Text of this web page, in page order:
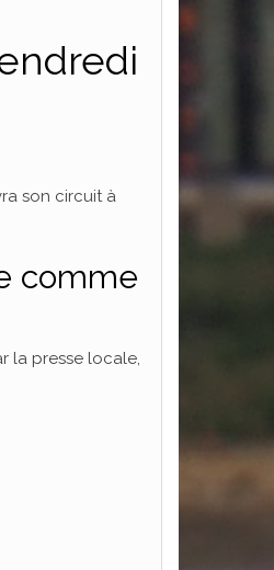
son circuit à
comme
la presse locale,